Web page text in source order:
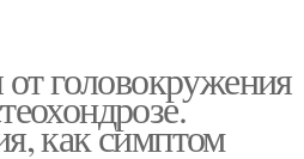
от головокружения
как симптом